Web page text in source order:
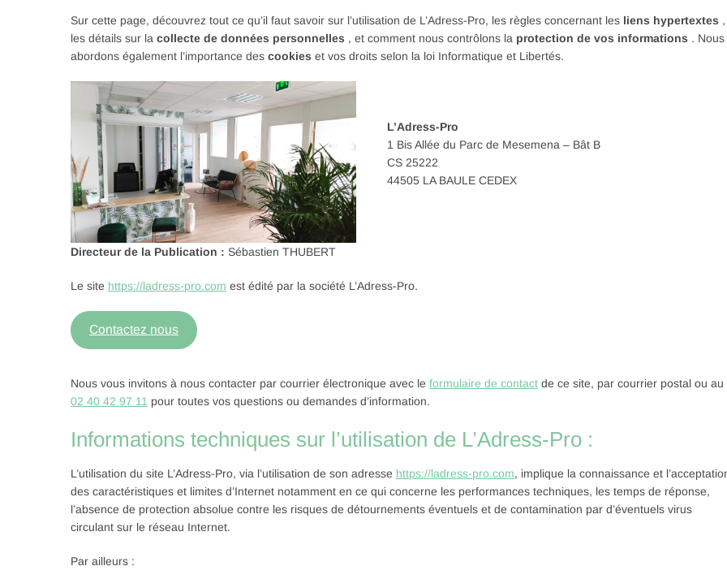
Sur cette page, découvrez tout ce qu’il faut savoir sur l’utilisation de L’Adress-Pro, les règles concernant les liens hypertextes ,
les détails sur la collecte de données personnelles , et comment nous contrôlons la protection de vos informations . Nous
abordons également l’importance des cookies et vos droits selon la loi Informatique et Libertés.
L’Adress-Pro
1 Bis Allée du Parc de Mesemena – Bât B
CS 25222
44505 LA BAULE CEDEX
Directeur de la Publication : Sébastien THUBERT
Le site https://ladress-pro.com est édité par la société L’Adress-Pro.
Contactez nous
Nous vous invitons à nous contacter par courrier électronique avec le formulaire de contact de ce site, par courrier postal ou au
02 40 42 97 11 pour toutes vos questions ou demandes d’information.
Informations techniques sur l’utilisation de L’Adress-Pro :
L’utilisation du site L’Adress-Pro, via l’utilisation de son adresse https://ladress-pro.com, implique la connaissance et
des caractéristiques et limites d’Internet notamment en ce qui concerne les performances techniques, les temps de réponse,
l’absence de protection absolue contre les risques de détournements éventuels et de contamination par d’éventuels virus
circulant sur le réseau Internet.
Par ailleurs :